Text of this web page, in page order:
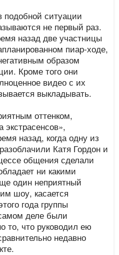
подобной ситуации
не первый раз.
назад две участницы
пиар-ходе,
образом
Кроме того они
видео с их
выкладывать.
оттенком,
назад, когда одну из
Катя Гордон и
общения сделали
ни какими
один неприятный
шоу, касается
года группы
деле были
то, что руководил ею
недавно